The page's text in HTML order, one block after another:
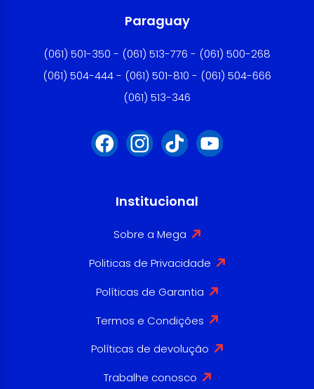
Paraguay
(061) 501-350 - (061) 513-776 - (061) 500-268
(061) 504-444 - (061) 501-810 - (061) 504-666
(061) 513-346
Institucional
Sobre a Mega
Politicas de Privacidade
Políticas de Garantia
Termos e Condições
Políticas de devolução
Trabalhe conosco